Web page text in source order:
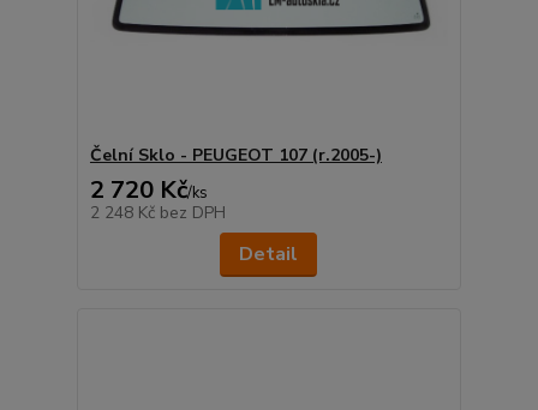
Čelní Sklo - PEUGEOT 107 (r.2005-)
2 720 Kč/ks
2 248 Kč bez DPH
Detail